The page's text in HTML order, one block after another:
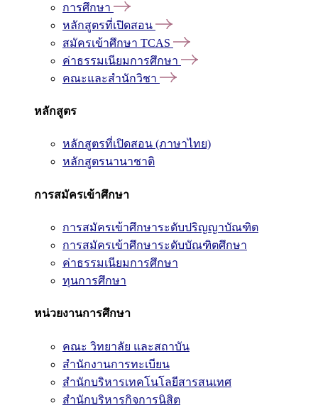
การศึกษา
หลักสูตรที่เปิดสอน
สมัครเข้าศึกษา TCAS
ค่าธรรมเนียมการศึกษา
คณะและสำนักวิชา
หลักสูตร
หลักสูตรที่เปิดสอน (ภาษาไทย)
หลักสูตรนานาชาติ
การสมัครเข้าศึกษา
การสมัครเข้าศึกษาระดับปริญญาบัณฑิต
การสมัครเข้าศึกษาระดับบัณฑิตศึกษา
ค่าธรรมเนียมการศึกษา
ทุนการศึกษา
หน่วยงานการศึกษา
คณะ วิทยาลัย และสถาบัน
สำนักงานการทะเบียน
สำนักบริหารเทคโนโลยีสารสนเทศ
สำนักบริหารกิจการนิสิต